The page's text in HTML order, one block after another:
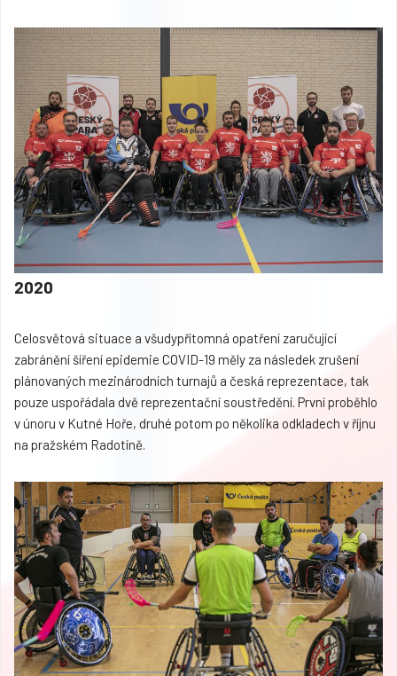
2020
Celosvětová situace a všudypřítomná opatření zaručující
zabránění šíření epidemie COVID-19 měly za následek zrušení
plánovaných mezinárodních turnajů a česká reprezentace, tak
pouze uspořádala dvě reprezentační soustředění. První proběhlo
v únoru v Kutné Hoře, druhé potom po několika odkladech v říjnu
na pražském Radotíně.